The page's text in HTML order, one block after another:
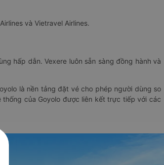
và Vietravel Airlines.
hấp dẫn. Vexere luôn sẵn sàng đồng hành và
là nền tảng đặt vé cho phép người dùng so
của Goyolo được liên kết trực tiếp với các